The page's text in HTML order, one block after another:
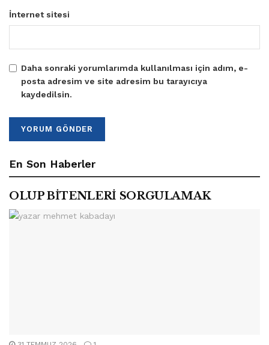
İnternet sitesi
Daha sonraki yorumlarımda kullanılması için adım, e-
posta adresim ve site adresim bu tarayıcıya
kaydedilsin.
En Son Haberler
OLUP BİTENLERİ SORGULAMAK